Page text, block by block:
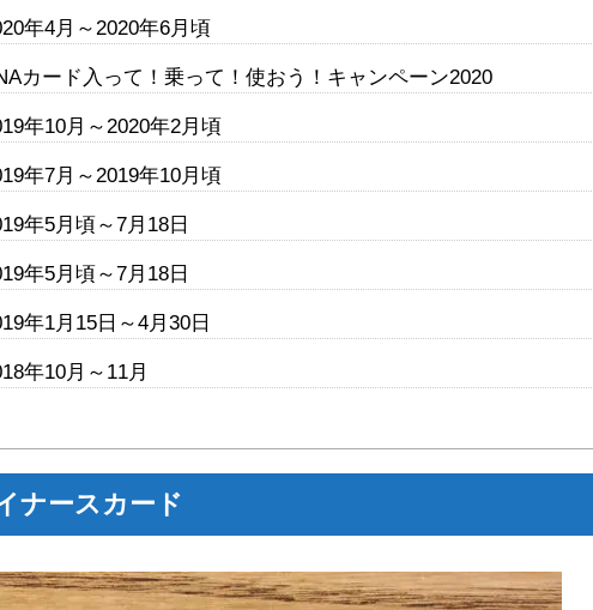
年4月～2020年6月頃
カード入って！乗って！使おう！キャンペーン2020
年10月～2020年2月頃
年7月～2019年10月頃
年5月頃～7月18日
年5月頃～7月18日
年1月15日～4月30日
年10月～11月
ナースカード